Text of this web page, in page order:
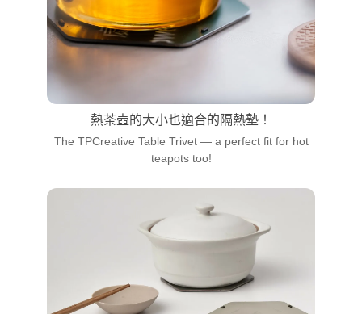
熱茶壺的大小也適合的隔熱墊！
The TPCreative Table Trivet — a perfect fit for hot
teapots too!